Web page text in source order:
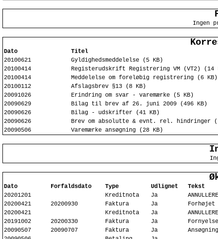
Ingen
Dato
Titel
20100621
Gyldighedsmeddelelse (5 KB)
20100414
Registerudskrift Registrering VM (VT2) (14
20100414
Meddelelse om foreløbig registrering (6 KB)
20100112
Afslagsbrev §13 (8 KB)
20091026
Erindring om svar - varemærke (5 KB)
20090629
Bilag til brev af 26. juni 2009 (496 KB)
20090626
Bilag - udskrifter (41 KB)
20090626
Brev om absolutte & evnt. rel. hindringer
20090506
Varemærke ansøgning (28 KB)
Dato Forfaldsdato Type Udlignet
Tekst
20201201
Kreditnota Ja
20200421
20200930 Faktura Ja
Forhøjet
20200421
Kreditnota Ja
20191002
20200330 Faktura Ja
20090507
20090707 Faktura Ja